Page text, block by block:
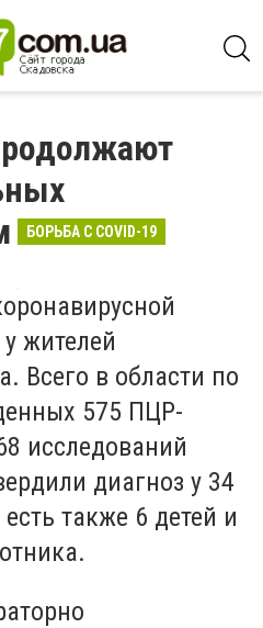
БОРЬБА С COVID-19
жителей
Всего в области по
575 ПЦР-
исследований
диагноз у 34
также 6 детей и